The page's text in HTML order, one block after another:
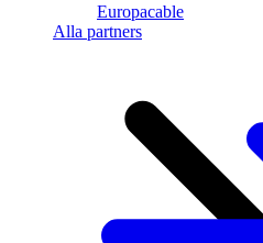
Europacable
Alla partners